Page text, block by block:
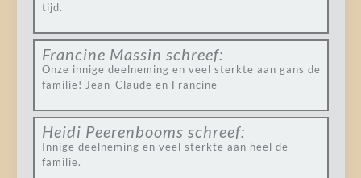
tijd.
Francine Massin schreef:
Onze innige deelneming en veel sterkte aan gans de
familie! Jean-Claude en Francine
Heidi Peerenbooms schreef:
Innige deelneming en veel sterkte aan heel de
familie.